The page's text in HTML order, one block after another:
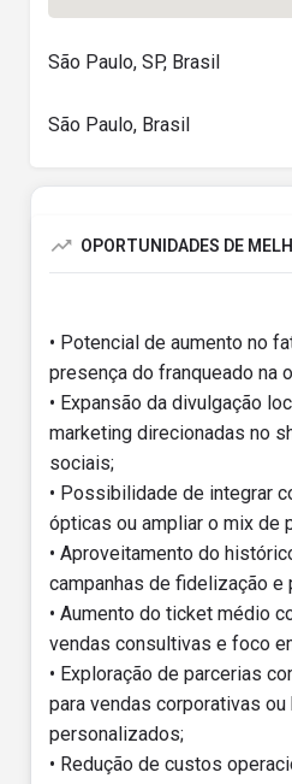
São Paulo, SP, Brasil
São Paulo, Brasil
OPORTUNIDADES DE
• Potencial de aumento no
presença do franqueado na
• Expansão da divulgação
marketing direcionadas no
sociais;
• Possibilidade de integrar
ópticas ou ampliar o mix de
• Aproveitamento do
campanhas de fidelização
• Aumento do ticket médio
vendas consultivas e foco
• Exploração de parcerias
para vendas corporativas ou
personalizados;
• Redução de custos